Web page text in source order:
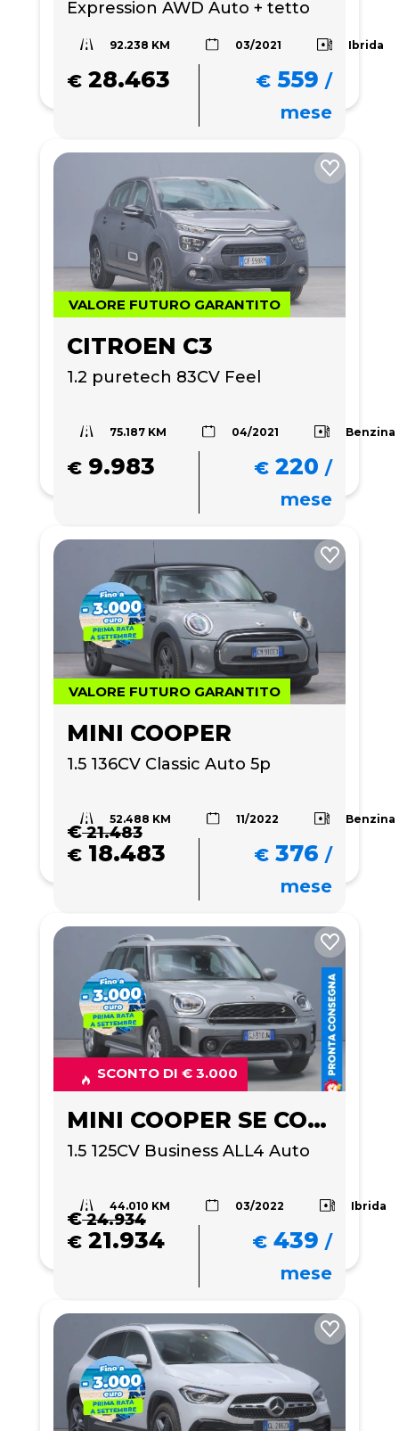
Expression AWD Auto + tetto
92.238 KM 03/2021 Ibrida
€ 28.463 € 559 /
mese
VALORE FUTURO GARANTITO
CITROEN C3
1.2 puretech 83CV Feel
75.187 KM 04/2021 Benzina
€ 9.983 € 220 /
mese
VALORE FUTURO GARANTITO
MINI COOPER
1.5 136CV Classic Auto 5p
52.488 KM 11/2022 Benzina
€21.483
€ 18.483 € 376 /
mese
SCONTO DI € 3.000
MINI COOPER SE COUNTRYMAN
1.5 125CV Business ALL4 Auto
44.010 KM 03/2022 Ibrida
€24.934
€ 21.934 € 439 /
mese